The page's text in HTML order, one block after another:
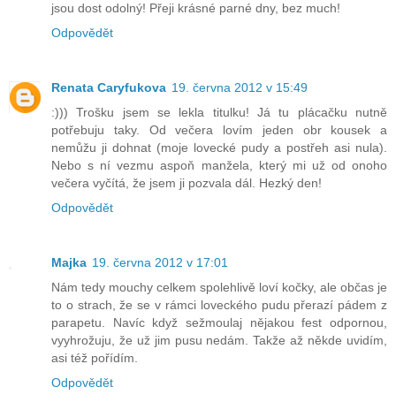
jsou dost odolný! Přeji krásné parné dny, bez much!
Odpovědět
Renata Caryfukova 19. června 2012 v 15:49
:))) Trošku jsem se lekla titulku! Já tu plácačku nutně
potřebuju taky. Od večera lovím jeden obr kousek a
nemůžu ji dohnat (moje lovecké pudy a postřeh asi nula).
Nebo s ní vezmu aspoň manžela, který mi už od onoho
večera vyčítá, že jsem ji pozvala dál. Hezký den!
Odpovědět
Majka 19. června 2012 v 17:01
Nám tedy mouchy celkem spolehlivě loví kočky, ale občas je
to o strach, že se v rámci loveckého pudu přerazí pádem z
parapetu. Navíc když sežmoulaj nějakou fest odpornou,
vyyhrožuju, že už jim pusu nedám. Takže až někde uvidím,
asi též pořídím.
Odpovědět